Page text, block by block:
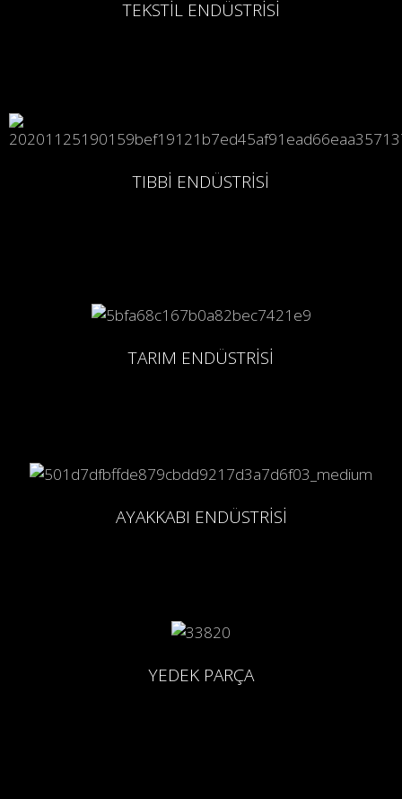
TEKSTİL ENDÜSTRİSİ
TIBBİ ENDÜSTRİSİ
TARIM ENDÜSTRİSİ
AYAKKABI ENDÜSTRİSİ
YEDEK PARÇA